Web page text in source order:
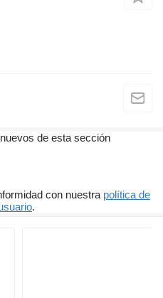
de esta sección
con nuestra política de
.